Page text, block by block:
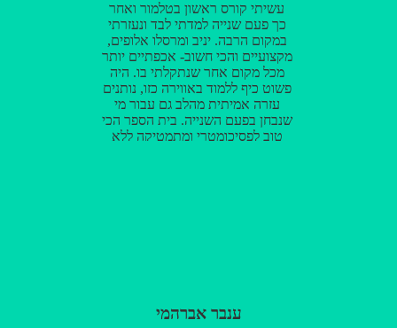
עשיתי קורס ראשון בטלמור ואחר
כך פעם שנייה למדתי לבד ונעזרתי
במקום הרבה. יניב ומרסלו אלופים,
מקצועיים והכי חשוב- אכפתיים יותר
מכל מקום אחר שנתקלתי בו. היה
פשוט כיף ללמוד באווירה כזו, נותנים
עזרה אמיתית מהלב גם עבור מי
שנבחן בפעם השנייה. בית הספר הכי
טוב לפסיכומטרי ומתמטיקה ללא
ענבר אברהמי